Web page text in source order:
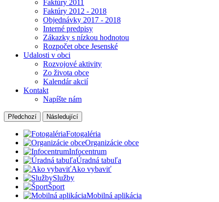
Faktúry 2011
Faktúry 2012 - 2018
Objednávky 2017 - 2018
Interné predpisy
Zákazky s nízkou hodnotou
Rozpočet obce Jesenské
Udalosti v obci
Rozvojové aktivity
Zo života obce
Kalendár akcií
Kontakt
Napíšte nám
Předchozí Následující
Fotogaléria
Organizácie obce
Infocentrum
Úradná tabuľa
Ako vybaviť
Služby
Šport
Mobilná aplikácia